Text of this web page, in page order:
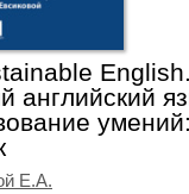
English.
английский
Е.А.